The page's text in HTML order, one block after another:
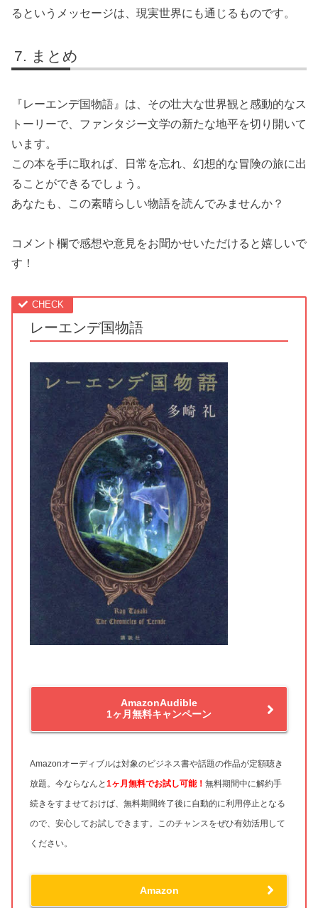
るというメッセージは、現実世界にも通じるものです。
まとめ
『レーエンデ国物語』は、その壮大な世界観と感動的なス
トーリーで、ファンタジー文学の新たな地平を切り開いて
います。
この本を手に取れば、日常を忘れ、幻想的な冒険の旅に出
ることができるでしょう。
あなたも、この素晴らしい物語を読んでみませんか？
コメント欄で感想や意見をお聞かせいただけると嬉しいで
す！
レーエンデ国物語
AmazonAudible
1ヶ月無料キャンペーン
Amazonオーディブルは対象のビジネス書や話題の作品が定額聴き
放題。今ならなんと 1ヶ月無料でお試し可能！ 無料期間中に解約手
続きをすませておけば、無料期間終了後に自動的に利用停止となる
ので、安心してお試しできます。このチャンスをぜひ有効活用して
ください。
Amazon